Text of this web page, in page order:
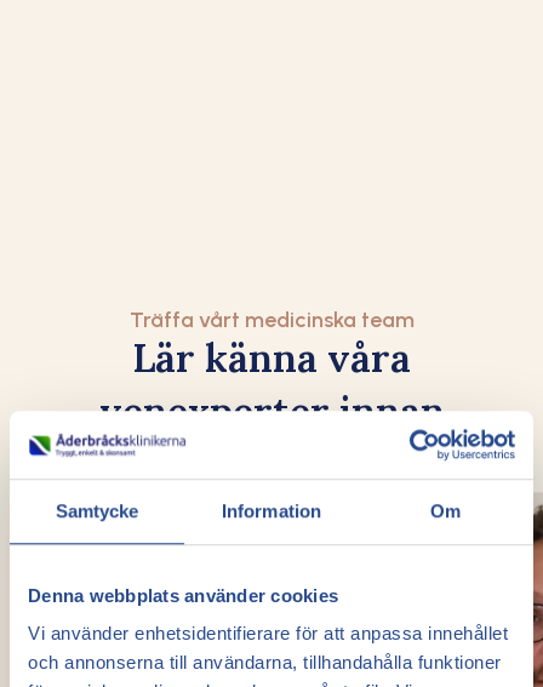
Samtycke Information Om
Denna webbplats använder cookies
Vi använder enhetsidentifierare för att anpassa innehållet
och annonserna till användarna, tillhandahålla funktioner
Träffa vårt medicinska team
Lär känna våra
venexperter innan
ditt besök